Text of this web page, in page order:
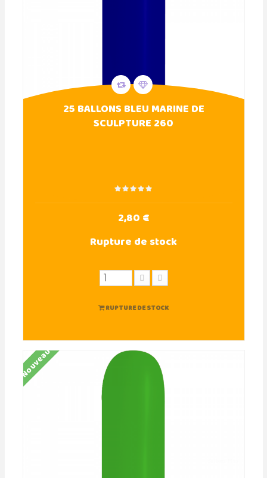
25 BALLONS BLEU MARINE DE
SCULPTURE 260
2,80 €
Rupture de stock
RUPTURE DE STOCK
Nouveau